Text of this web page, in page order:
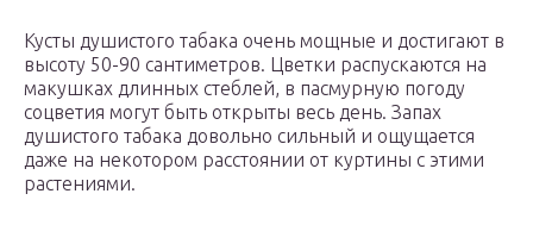
Кусты душистого табака очень мощные и достигают в
высоту 50-90 сантиметров. Цветки распускаются на
макушках длинных стеблей, в пасмурную погоду
соцветия могут быть открыты весь день. Запах
душистого табака довольно сильный и ощущается
даже на некотором расстоянии от куртины с этими
растениями.